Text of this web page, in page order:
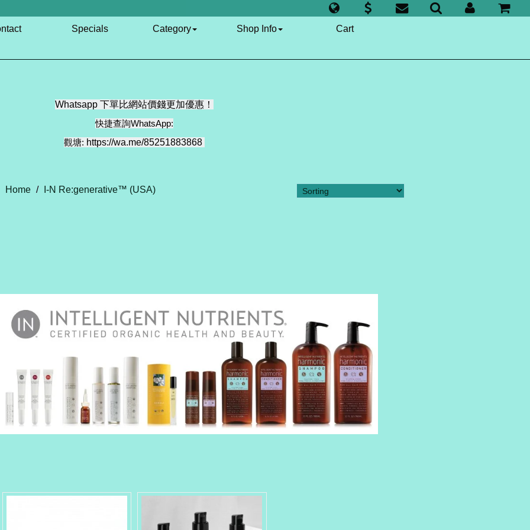
Specials Category Shop Info Cart
Whatsapp 下單比網站價錢更加優惠！
快捷查詢WhatsApp:
觀塘: https://wa.me/85251883868
Home / I-N Re:generative™ (USA)